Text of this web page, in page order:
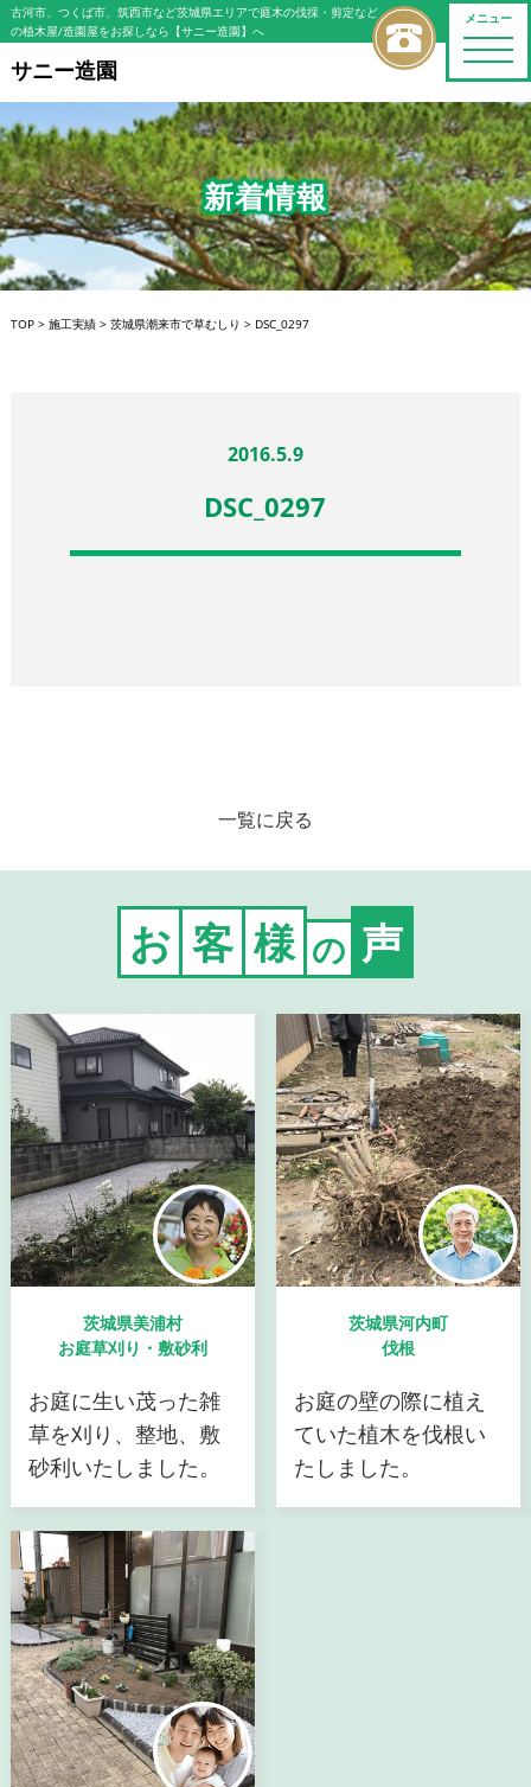
メニュー
toggle
古河市、つくば市、筑西市など茨城県エリアで庭木の伐採・剪定など
の植木屋/造園屋をお探しなら【サニー造園】へ
サニー造園
新着情報
TOP> 施工実績> 茨城県潮来市で草むしり > DSC_0297
2016.5.9
DSC_0297
一覧に戻る
お 客 様 の 声
茨城県美浦村
お庭草刈り・敷砂利
お庭に生い茂った雑
草を刈り、整地、敷
砂利いたしました。
茨城県河内町
伐根
お庭の壁の際に植え
ていた植木を伐根い
たしました。